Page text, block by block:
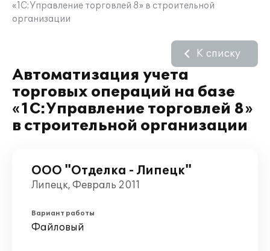
«1С:Управление торговлей 8» в строительной
организации
Автоматизация учета
торговых операций на базе
«1С:Управление торговлей 8»
в строительной организации
К списку
ООО "Отделка - Липецк"
Липецк, Февраль 2011
Вариант работы
Файловый